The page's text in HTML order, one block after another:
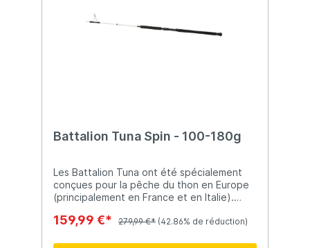
Battalion Tuna Spin - 100-180g
Les Battalion Tuna ont été spécialement
conçues pour la pêche du thon en Europe
(principalement en France et en Italie).
de permettre la propulsion à longue
159,99 €* 279,99 €* (42.86% de réduction)